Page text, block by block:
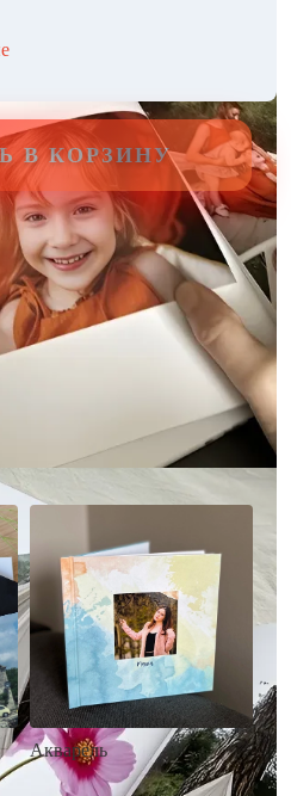
В КОРЗИНУ
фотокниг
Акварель